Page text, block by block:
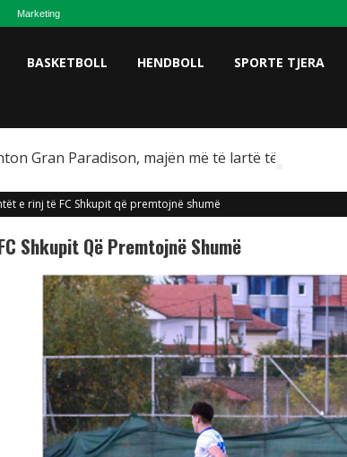
Marketing
BASKETBOLL HENDBOLL SPORTE TJERA
Gran Paradison, majën më të lartë të Italisë
e rinj të FC Shkupit që premtojnë shumë
Shkupit Që Premtojnë Shumë